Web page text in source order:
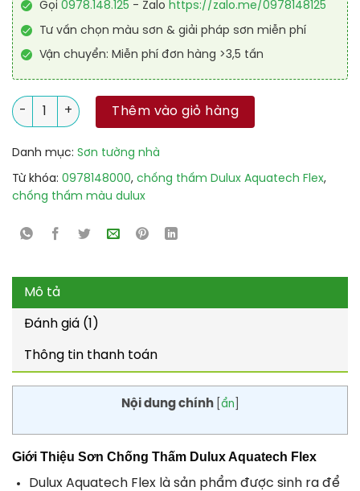
Gọi 0978.148.125 - Zalo https://zalo.me/0978148125
Tư vấn chọn màu sơn & giải pháp sơn miễn phí
Vận chuyển: Miễn phí đơn hàng >3,5 tấn
Mua Sơn Chống Thấm Dulux Aquatech Flex số lượng
Thêm vào giỏ hàng
Danh mục: Sơn tường nhà
Từ khóa: 0978148000, chống thấm Dulux Aquatech Flex,
chống thấm màu dulux
Mô tả
Đánh giá (1)
Thông tin thanh toán
Nội dung chính ẩn
Giới Thiệu Sơn Chống Thấm Dulux Aquatech Flex
Dulux Aquatech Flex là sản phẩm được sinh ra để